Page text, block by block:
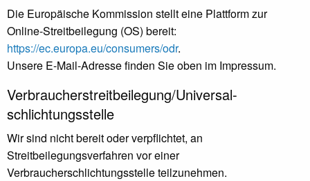
Die Europäische Kommission stellt eine Plattform zur
Online-Streitbeilegung (OS) bereit:
https://ec.europa.eu/consumers/odr.
Unsere E-Mail-Adresse finden Sie oben im Impressum.
Verbraucher­streit­beilegung/Universal­
schlichtungs­stelle
Wir sind nicht bereit oder verpflichtet, an
Streitbeilegungsverfahren vor einer
Verbraucherschlichtungsstelle teilzunehmen.